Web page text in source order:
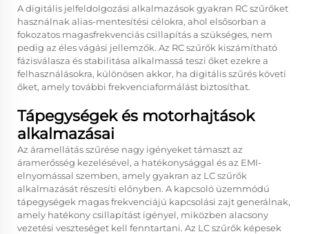
A digitális jelfeldolgozási alkalmazások gyakran RC szűrőket
használnak alias-mentesítési célokra, ahol elsősorban a
fokozatos magasfrekvenciás csillapítás a szükséges, nem
pedig az éles vágási jellemzők. Az RC szűrők kiszámítható
fázisválasza és stabilitása alkalmassá teszi őket ezekre a
felhasználásokra, különösen akkor, ha digitális szűrés követi
őket, amely további frekvenciaformálást biztosíthat.
Tápegységek és motorhajtások
alkalmazásai
Az áramellátás szűrése nagy igényeket támaszt az
áramerősség kezelésével, a hatékonysággal és az EMI-
elnyomással szemben, amely gyakran az LC szűrők
alkalmazását részesíti előnyben. A kapcsoló üzemmódú
tápegységek magas frekvenciájú kapcsolási zajt generálnak,
amely hatékony csillapítást igényel, miközben alacsony
vezetési veszteséget kell fenntartani. Az LC szűrők képesek